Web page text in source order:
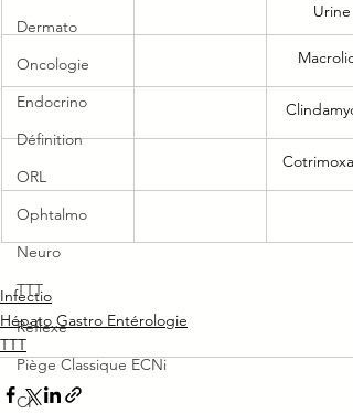
Dermato
Oncologie
Endocrino
Définition
ORL
Ophtalmo
Neuro
TTT
Réflexe
Piège Classique ECNi
CI
Urine
Infectio
Hépato Gastro Entérologie
TTT